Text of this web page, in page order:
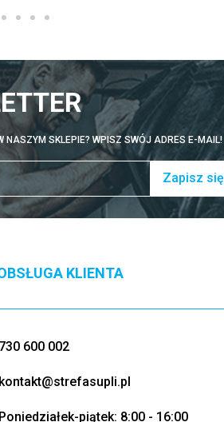
NASZYM SKLEPIE? WPISZ SWÓJ ADRES E-MAIL!
Zapisz się
KLIENTA
730 600 002
kontakt@strefasupli.pl
Poniedziałek-piątek: 8:00 - 16:00